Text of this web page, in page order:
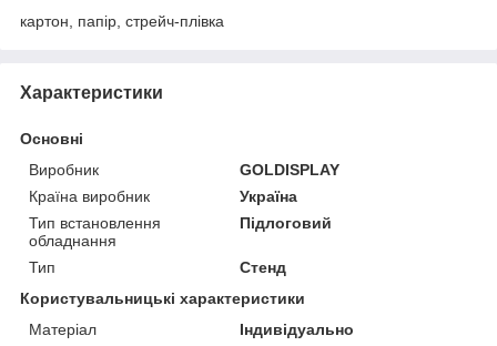
картон, папір, стрейч-плівка
Характеристики
Основні
Виробник
GOLDISPLAY
Країна виробник
Україна
Тип встановлення
обладнання
Підлоговий
Тип
Стенд
Користувальницькі характеристики
Матеріал
Індивідуально